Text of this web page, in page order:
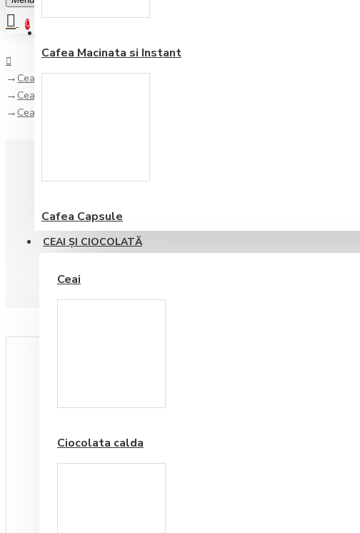
Cafea Macinata si Instant
Cafea Capsule
CEAI ŞI CIOCOLATĂ
Ceai
Ciocolata calda
0
Ceai şi Ciocolată
Ceai
Ceai de Plante Dammann Tisane du Roy 60 gr